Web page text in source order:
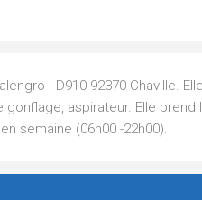
- D910 92370 Chaville.
aspirateur. Elle prend
semaine (06h00 -22h00).